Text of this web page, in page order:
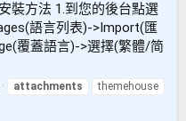
裝方法 1.到您的後台點選
語言列表)->Import(匯
覆蓋語言)->選擇(繁體/简
attachments
themehouse